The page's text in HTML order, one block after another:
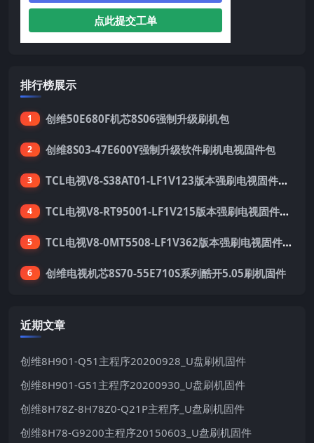
点此提交工单
排行榜展示
1 创维50E680F机芯8S06强制升级刷机包
2 创维8S03-47E600Y强制升级软件刷机电视固件包
3 TCL电视V8-S38AT01-LF1V123版本强刷电视固件包下载
4 TCL电视V8-RT95001-LF1V215版本强刷电视固件包下载
5 TCL电视V8-0MT5508-LF1V362版本强刷电视固件包下载
6 创维电视机芯8S70-55E710S系列酷开5.05刷机固件
近期文章
创维8H901-Q51主程序20200928_U盘刷机固件
创维8H901-G51主程序20200930_U盘刷机固件
创维8H78Z-8H78Z0-Q21P主程序_U盘刷机固件
创维8H78-G9200主程序20150603_U盘刷机固件